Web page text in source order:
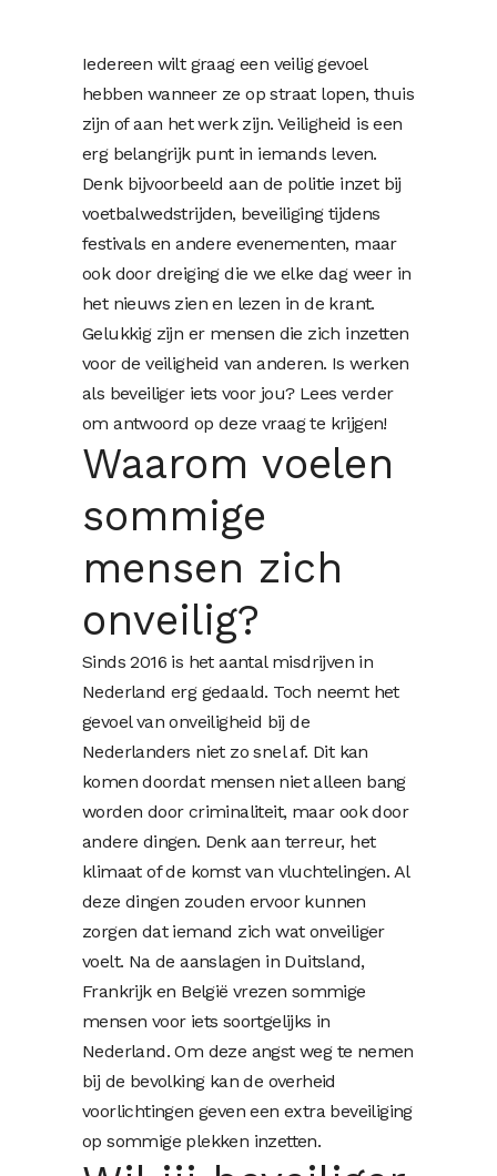
Iedereen wilt graag een veilig gevoel
hebben wanneer ze op straat lopen, thuis
zijn of aan het werk zijn. Veiligheid is een
erg belangrijk punt in iemands leven.
Denk bijvoorbeeld aan de politie inzet bij
voetbalwedstrijden, beveiliging tijdens
festivals en andere evenementen, maar
ook door dreiging die we elke dag weer in
het nieuws zien en lezen in de krant.
Gelukkig zijn er mensen die zich inzetten
voor de veiligheid van anderen. Is werken
als beveiliger iets voor jou? Lees verder
om antwoord op deze vraag te krijgen!
Waarom voelen
sommige
mensen zich
onveilig?
Sinds 2016 is het aantal misdrijven in
Nederland erg gedaald. Toch neemt het
gevoel van onveiligheid bij de
Nederlanders niet zo snel af. Dit kan
komen doordat mensen niet alleen bang
worden door criminaliteit, maar ook door
andere dingen. Denk aan terreur, het
klimaat of de komst van vluchtelingen. Al
deze dingen zouden ervoor kunnen
zorgen dat iemand zich wat onveiliger
voelt. Na de aanslagen in Duitsland,
Frankrijk en België vrezen sommige
mensen voor iets soortgelijks in
Nederland. Om deze angst weg te nemen
bij de bevolking kan de overheid
voorlichtingen geven een extra beveiliging
op sommige plekken inzetten.